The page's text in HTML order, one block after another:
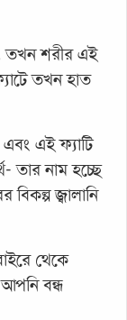
তখন শরীর এই
তখন হাত
এই ফ্যাটি
তার নাম হচ্ছে
জ্বালানি
থেকে
বন্ধ